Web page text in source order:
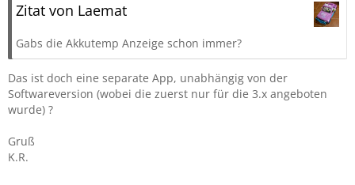
Zitat von Laemat
Gabs die Akkutemp Anzeige schon immer?
Das ist doch eine separate App, unabhängig von der
Softwareversion (wobei die zuerst nur für die 3.x angeboten
wurde) ?
Gruß
K.R.